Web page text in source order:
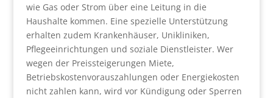
wie Gas oder Strom über eine Leitung in die
Haushalte kommen. Eine spezielle Unterstützung
erhalten zudem Krankenhäuser, Unikliniken,
Pflegeeinrichtungen und soziale Dienstleister. Wer
wegen der Preissteigerungen Miete,
Betriebskostenvorauszahlungen oder Energiekosten
nicht zahlen kann, wird vor Kündigung oder Sperren